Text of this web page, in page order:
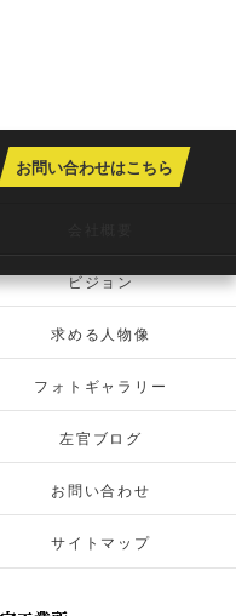
お問い合わせはこちら
ビジョン
求める人物像
フォトギャラリー
左官ブログ
お問い合わせ
サイトマップ